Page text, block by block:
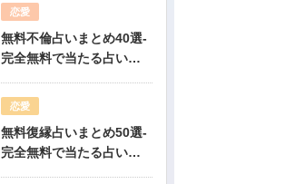
恋愛
無料不倫占いまとめ40選-
完全無料で当たる占いだ
恋愛
無料復縁占いまとめ50選-
完全無料で当たる占いだ